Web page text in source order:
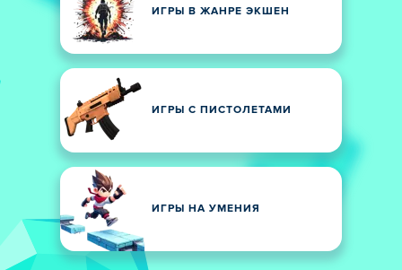
ИГРЫ В ЖАНРЕ ЭКШЕН
ИГРЫ С ПИСТОЛЕТАМИ
ИГРЫ НА УМЕНИЯ